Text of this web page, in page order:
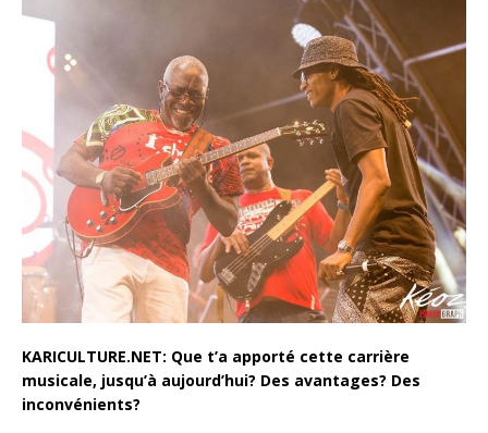
KARICULTURE.NET: Que t’a apporté cette carrière
musicale, jusqu’à aujourd’hui? Des avantages? Des
inconvénients?